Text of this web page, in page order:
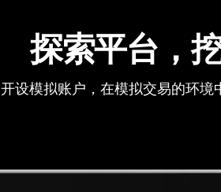
探索平台，
开设模拟账户，在模拟交易的环